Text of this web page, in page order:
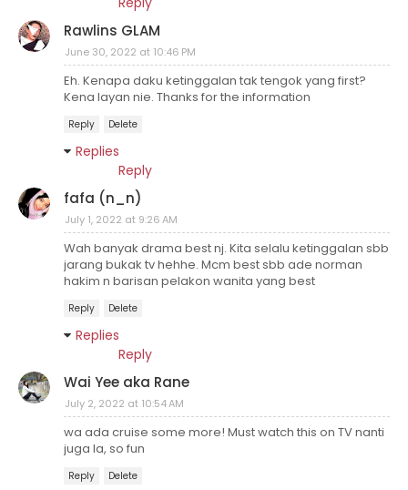
Rawlins GLAM
June 30, 2022 at 10:46 PM
Eh. Kenapa daku ketinggalan tak tengok yang first?
Kena layan nie. Thanks for the information
Reply Delete
Replies
Reply
fafa (n_n)
July 1, 2022 at 9:26 AM
Wah banyak drama best nj. Kita selalu ketinggalan sbb
jarang bukak tv hehhe. Mcm best sbb ade norman
hakim n barisan pelakon wanita yang best
Reply Delete
Replies
Reply
Wai Yee aka Rane
July 2, 2022 at 10:54 AM
wa ada cruise some more! Must watch this on TV nanti
juga la, so fun
Reply Delete